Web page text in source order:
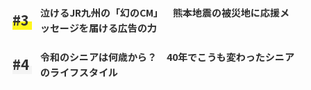
泣けるJR九州の「幻のCM」 熊本地震の被災地に応援メ
ッセージを届ける広告の力
令和のシニアは何歳から？ 40年でこうも変わったシニア
のライフスタイル